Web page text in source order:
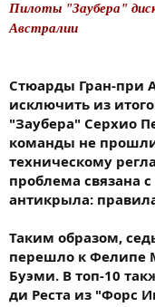
Пилоты "Заубера"
Австралии
Стюарды Гран-при
исключить из
"Заубера" Серхио
команды не прошли
техническому
проблема связана
антикрыла:
Таким образом,
перешло к Фелипе
Буэми. В топ-10
ди Реста из "Форс